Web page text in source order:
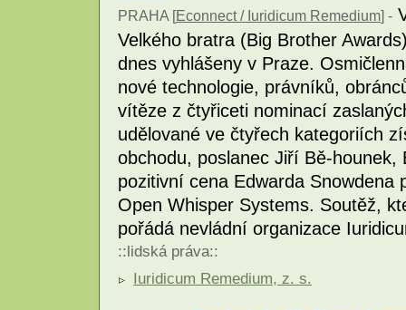
PRAHA [Econnect / Iuridicum Remedium] -
Velkého bratra (Big Brother
dnes vyhlášeny v Praze.
nové technologie, právníků,
vítěze z čtyřiceti nominací
udělované ve čtyřech kategoriích
obchodu, poslanec Jiří Bě-hounek,
pozitivní cena Edwarda Snowdena
Open Whisper Systems. Soutěž,
pořádá nevládní organizace
:: lidská práva::
Iuridicum Remedium, z. s.